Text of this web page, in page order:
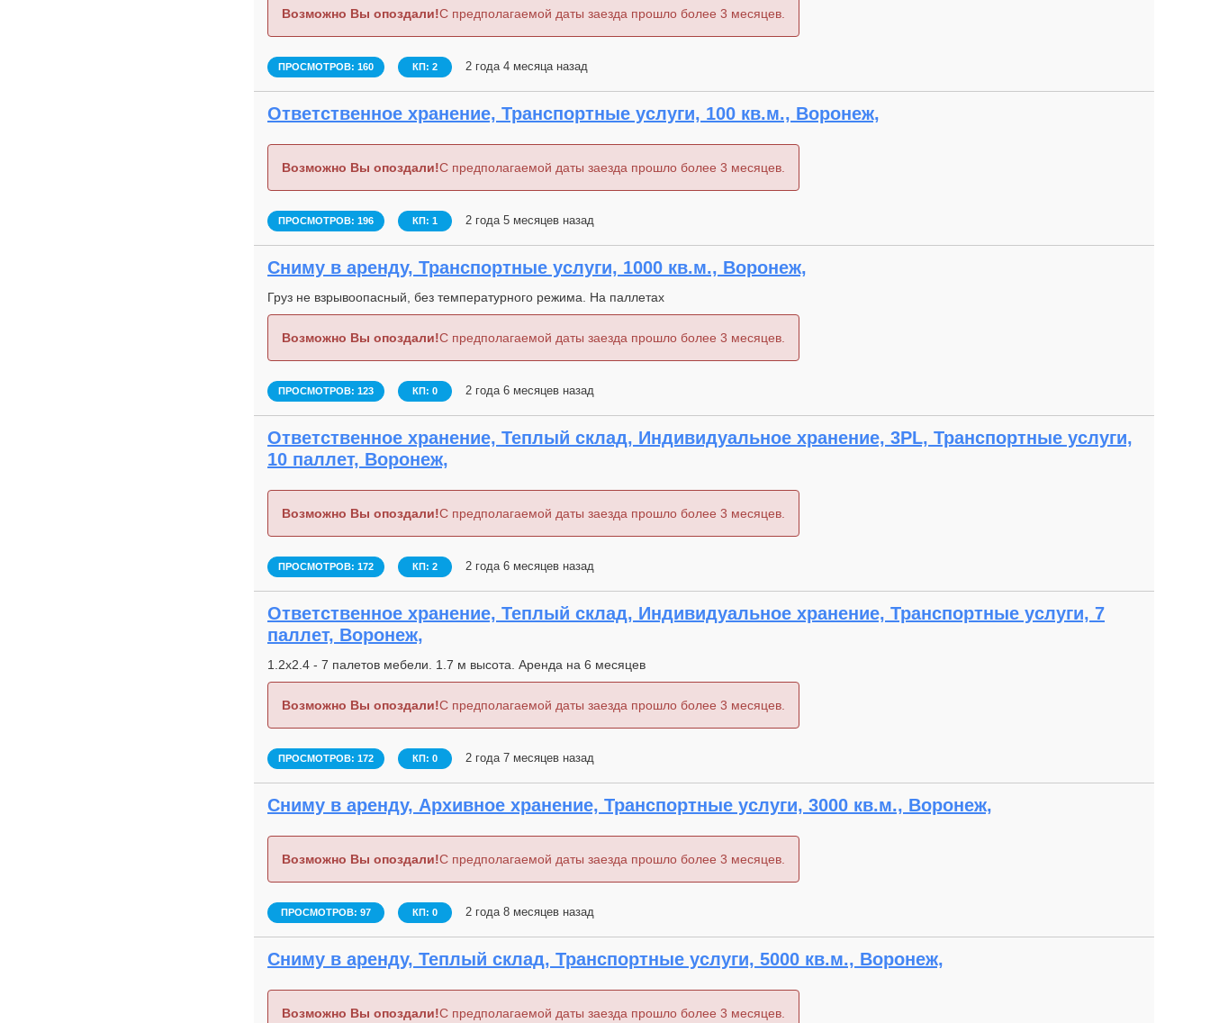
Возможно Вы опоздали!С предполагаемой даты заезда прошло более 3 месяцев.
ПРОСМОТРОВ: 160 КП: 2 2 года 4 месяца назад
Ответственное хранение, Транспортные услуги, 100 кв.м., Воронеж,
Возможно Вы опоздали!С предполагаемой даты заезда прошло более 3 месяцев.
ПРОСМОТРОВ: 196 КП: 1 2 года 5 месяцев назад
Сниму в аренду, Транспортные услуги, 1000 кв.м., Воронеж,
Груз не взрывоопасный, без температурного режима. На паллетах
Возможно Вы опоздали!С предполагаемой даты заезда прошло более 3 месяцев.
ПРОСМОТРОВ: 123 КП: 0 2 года 6 месяцев назад
Ответственное хранение, Теплый склад, Индивидуальное хранение, 3PL, Транспортные услуги,
10 паллет, Воронеж,
Возможно Вы опоздали!С предполагаемой даты заезда прошло более 3 месяцев.
ПРОСМОТРОВ: 172 КП: 2 2 года 6 месяцев назад
Ответственное хранение, Теплый склад, Индивидуальное хранение, Транспортные услуги, 7
паллет, Воронеж,
1.2х2.4 - 7 палетов мебели. 1.7 м высота. Аренда на 6 месяцев
Возможно Вы опоздали!С предполагаемой даты заезда прошло более 3 месяцев.
ПРОСМОТРОВ: 172 КП: 0 2 года 7 месяцев назад
Сниму в аренду, Архивное хранение, Транспортные услуги, 3000 кв.м., Воронеж,
Возможно Вы опоздали!С предполагаемой даты заезда прошло более 3 месяцев.
ПРОСМОТРОВ: 97 КП: 0 2 года 8 месяцев назад
Сниму в аренду, Теплый склад, Транспортные услуги, 5000 кв.м., Воронеж,
Возможно Вы опоздали!С предполагаемой даты заезда прошло более 3 месяцев.